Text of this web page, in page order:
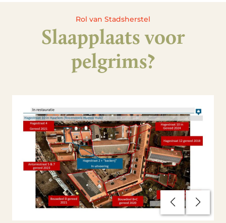
Rol van Stadsherstel
Slaapplaats voor
pelgrims?